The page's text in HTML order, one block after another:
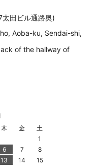
田ビル通路奥)
Aoba-ku, Sendai-shi,
of the hallway of
木 金
土
1
6 7
8
13 14
15